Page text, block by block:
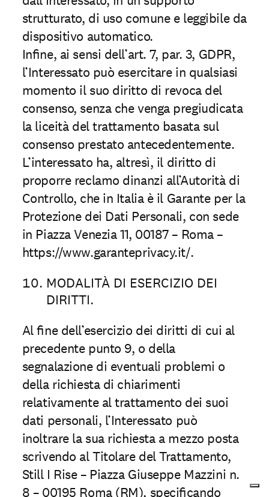
strutturato, di uso comune e leggibile da
dispositivo automatico.
Inﬁne, ai sensi dell’art. 7, par. 3, GDPR,
l’Interessato può esercitare in qualsiasi
momento il suo diritto di revoca del
consenso, senza che venga pregiudicata
la liceità del trattamento basata sul
consenso prestato antecedentemente.
L’interessato ha, altresì, il diritto di
proporre reclamo dinanzi all’Autorità di
Controllo, che in Italia è il Garante per la
Protezione dei Dati Personali, con sede
in Piazza Venezia 11, 00187 – Roma –
https://www.garanteprivacy.it/.
MODALITÀ DI ESERCIZIO DEI
DIRITTI.
Al ﬁne dell’esercizio dei diritti di cui al
precedente punto 9, o della
segnalazione di eventuali problemi o
della richiesta di chiarimenti
relativamente al trattamento dei suoi
dati personali, l’Interessato può
inoltrare la sua richiesta a mezzo posta
scrivendo al Titolare del Trattamento,
Still I Rise – Piazza Giuseppe Mazzini n.
8 – 00195 Roma (RM), speciﬁcando